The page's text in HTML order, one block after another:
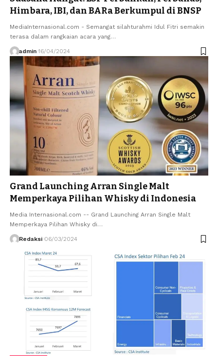
Himbara, IBI, dan BARa Berkumpul di BNSP
MediaInternasional.com - Semangat silahturahmi Idul Fitri semakin
terasa dalam rangkaian acara yang…
admin 16/04/2024
Grand Launching Arran Single Malt
Memperkaya Pilihan Whisky di Indonesia
Media Internasional.com -- Grand Launching Arran Single Malt
Memperkaya Pilihan Whisky di…
Redaksi 06/03/2024